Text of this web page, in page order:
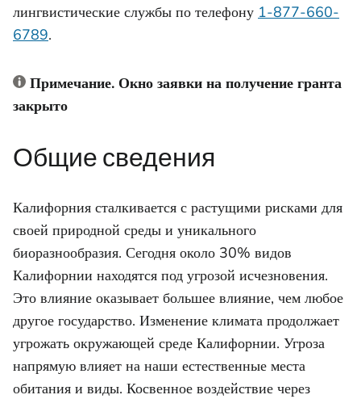
лингвистические службы по телефону 1-877-660-
6789.
Примечание. Окно заявки на получение гранта
закрыто
Общие сведения
Калифорния сталкивается с растущими рисками для
своей природной среды и уникального
биоразнообразия. Сегодня около 30% видов
Калифорнии находятся под угрозой исчезновения.
Это влияние оказывает большее влияние, чем любое
другое государство. Изменение климата продолжает
угрожать окружающей среде Калифорнии. Угроза
напрямую влияет на наши естественные места
обитания и виды. Косвенное воздействие через